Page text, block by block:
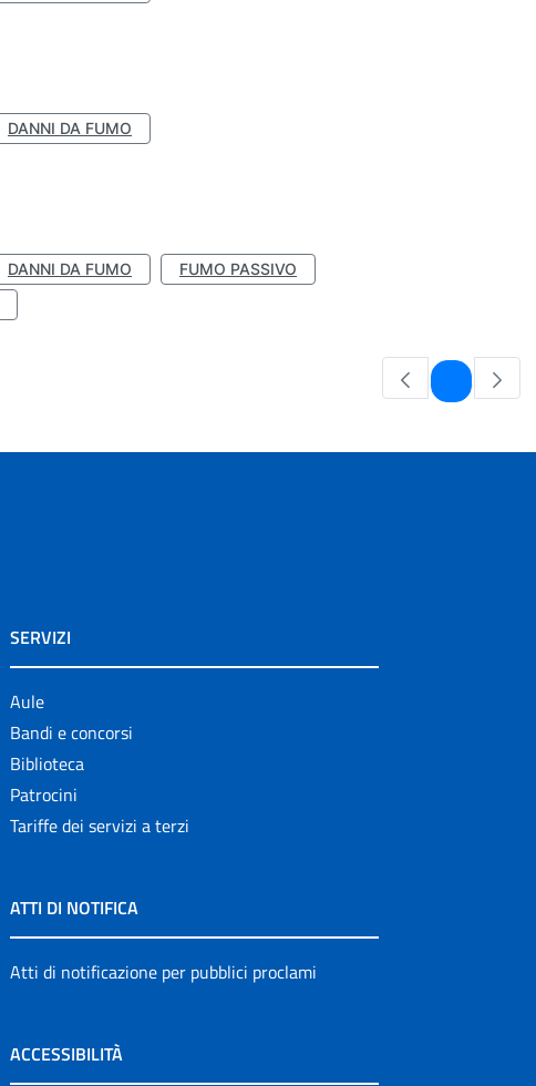
DANNI DA FUMO
DANNI DA FUMO
FUMO PASSIVO
Pagina
SERVIZI
Aule
Bandi e concorsi
Biblioteca
Patrocini
Tariffe dei servizi a terzi
ATTI DI NOTIFICA
Atti di notificazione per pubblici proclami
ACCESSIBILITÀ